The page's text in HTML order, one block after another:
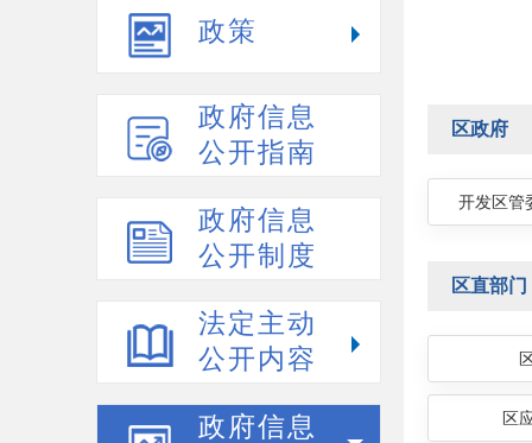
政策
政府信息
公开指南
政府信息
公开制度
法定主动
公开内容
政府信息
区政府
开发区管
区直部门
区